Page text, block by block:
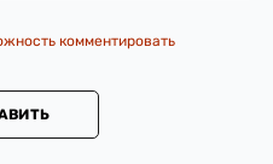
комментировать